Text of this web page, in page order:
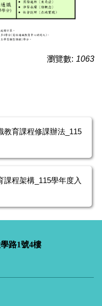
瀏覽數: 1063
教育課程修課辦法_115
課程架構_115學年度入
路1號4樓